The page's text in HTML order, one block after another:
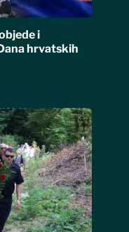
i
hrvatskih